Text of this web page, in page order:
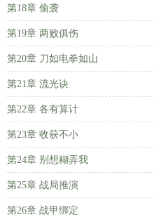
第18章 偷袭
第19章 两败俱伤
第20章 刀如电拳如山
第21章 流光诀
第22章 各有算计
第23章 收获不小
第24章 别想糊弄我
第25章 战局推演
第26章 战甲绑定